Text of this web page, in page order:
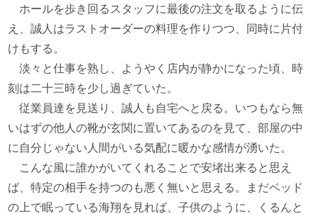
ホールを歩き回るスタッフに最後の注文を取るように伝
え、誠人はラストオーダーの料理を作りつつ、同時に片付
けもする。
淡々と仕事を熟し、ようやく店内が静かになった頃、時
刻は二十三時を少し過ぎていた。
従業員達を見送り、誠人も自宅へと戻る。いつもなら無
いはずの他人の靴が玄関に置いてあるのを見て、部屋の中
に自分じゃない人間がいる気配に暖かな感情が湧いた。
こんな風に誰かがいてくれることで安堵出来ると思え
ば、特定の相手を持つのも悪く無いと思える。まだベッド
の上で眠っている海翔を見れば、子供のように、くるんと